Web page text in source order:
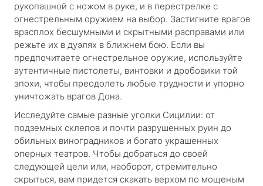
рукопашной с ножом в руке, и в перестрелке с
огнестрельным оружием на выбор. Застигните врагов
врасплох бесшумными и скрытными расправами или
режьте их в дуэлях в ближнем бою. Если вы
предпочитаете огнестрельное оружие, используйте
аутентичные пистолеты, винтовки и дробовики той
эпохи, чтобы преодолеть любые трудности и упорно
уничтожать врагов Дона.
Исследуйте самые разные уголки Сицилии: от
подземных склепов и почти разрушенных руин до
обильных виноградников и богато украшенных
оперных театров. Чтобы добраться до своей
следующей цели или, наоборот, стремительно
скрыться, вам придется скакать верхом по мощеным